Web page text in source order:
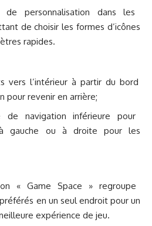
de personnalisation dans les
de choisir les formes d’icônes
rapides.
vers l’intérieur à partir du bord
pour revenir en arrière;
de navigation inférieure pour
gauche ou à droite pour les
« Game Space » regroupe
en un seul endroit pour un
expérience de jeu.